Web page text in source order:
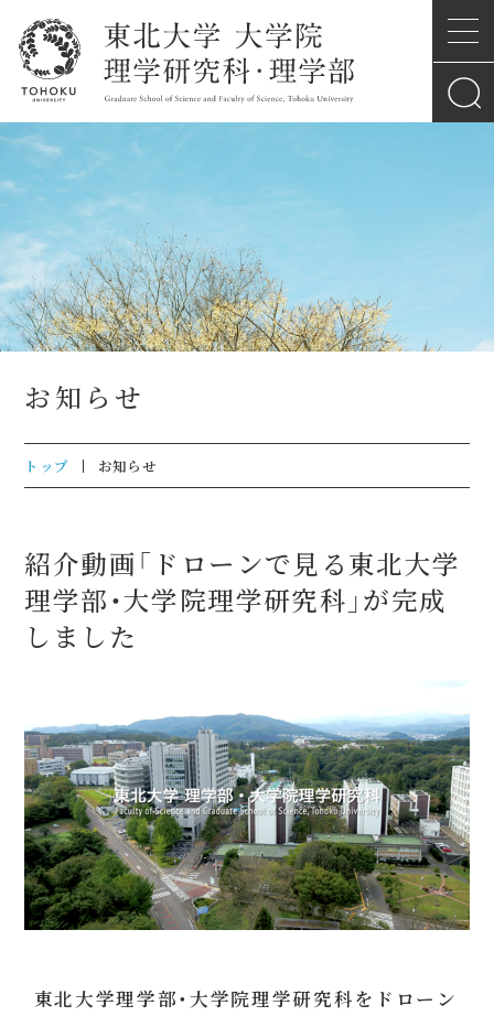
お知らせ
トップ お知らせ
紹介動画「ドローンで見る東北大学
理学部・大学院理学研究科」が完成
しました
東北大学理学部・大学院理学研究科をドローン